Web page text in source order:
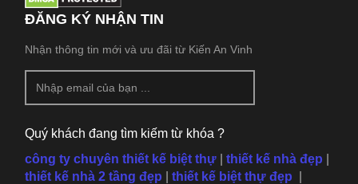
ĐĂNG KÝ NHẬN TIN
Nhận thông tin mới và ưu đãi từ Kiến An Vinh
Quý khách đang tìm kiếm từ khóa ?
công ty chuyên thiết kế biệt thự |thiết kế nhà đẹp
thiết kế nhà 2 tầng đẹp
thiết kế biệt thự đẹp